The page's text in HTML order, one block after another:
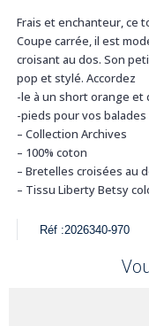
Frais et enchanteur, ce
Coupe carrée, il est
croisant au dos. Son
pop et stylé. Accordez
-le à un short orange et
-pieds pour vos balades
– Collection Archives
– 100% coton
– Bretelles croisées au
– Tissu Liberty Betsy
Réf :2026340-970